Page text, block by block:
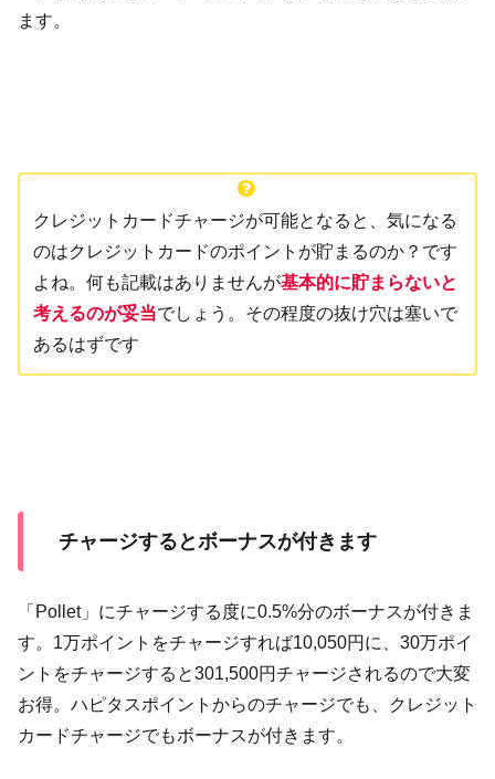
ます。
クレジットカードチャージが可能となると、気になる
のはクレジットカードのポイントが貯まるのか？です
よね。何も記載はありませんが基本的に貯まらないと
考えるのが妥当でしょう。その程度の抜け穴は塞いで
あるはずです
チャージするとボーナスが付きます
「Pollet」にチャージする度に0.5%分のボーナスが付きま
す。1万ポイントをチャージすれば10,050円に、30万ポイ
ントをチャージすると301,500円チャージされるので大変
お得。ハピタスポイントからのチャージでも、クレジット
カードチャージでもボーナスが付きます。